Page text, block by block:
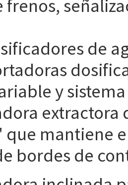
frenos,
de
y
extractora
mantiene
bordes de